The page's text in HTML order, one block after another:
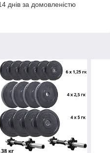
днів за домовленістю